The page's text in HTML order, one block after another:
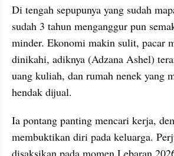
Di tengah sepupunya yang sudah
sudah 3 tahun menganggur pun
minder. Ekonomi makin sulit, pacar
dinikahi, adiknya (Adzana Ashel)
uang kuliah, dan rumah nenek yang
hendak dijual.
Ia pontang panting mencari kerja,
membuktikan diri pada keluarga.
disaksikan pada momen Lebaran